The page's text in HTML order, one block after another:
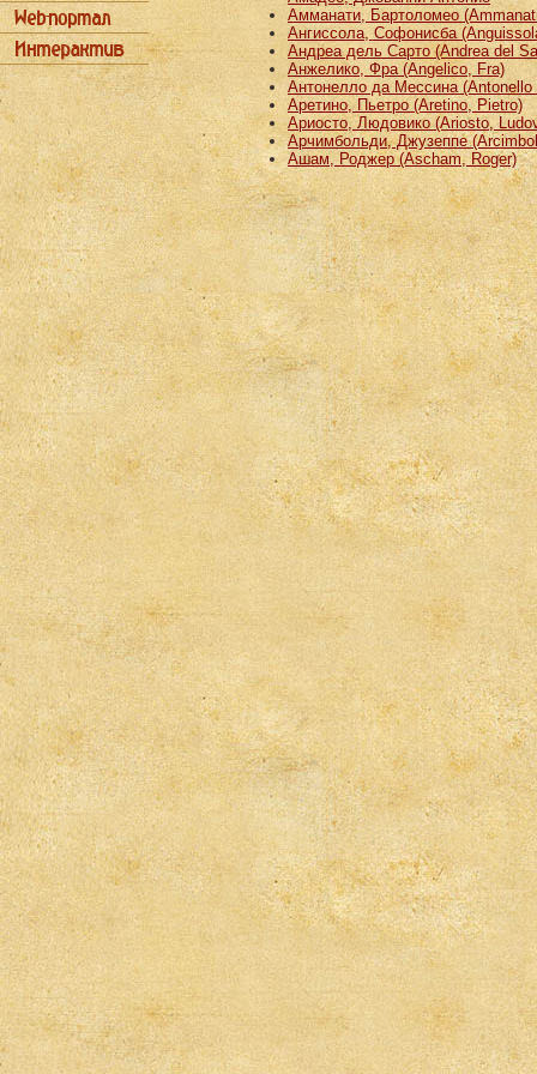
Амманати, Бартоломео
Ангиссола, Софонисба
Андреа дель Сарто (Andrea del
Анжелико, Фра (Angelico, Fra)
Антонелло да Мессина (Antonello
Аретино, Пьетро (Aretino, Pietro)
Ариосто, Людовико (Ariosto,
Арчимбольди, Джузеппе
Ашам, Роджер (Ascham, Roger)